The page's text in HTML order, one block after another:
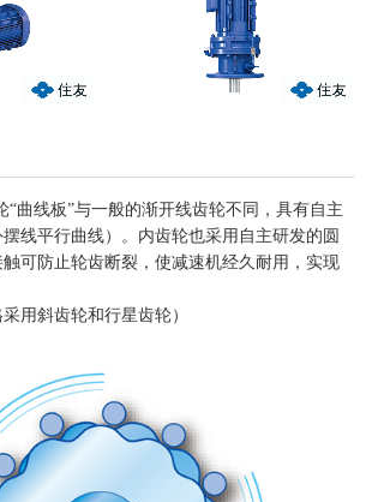
“曲线板”与一般的渐开线齿轮不同，具有自主
线平行曲线）。内齿轮也采用自主研发的圆
可防止轮齿断裂，使减速机经久耐用，实现
用斜齿轮和行星齿轮）